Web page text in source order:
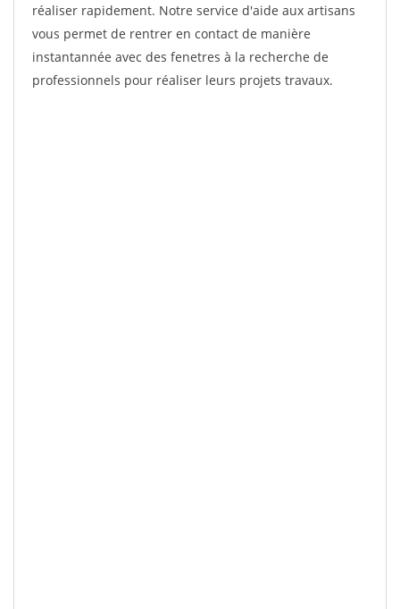
réaliser rapidement. Notre service d'aide aux artisans
vous permet de rentrer en contact de manière
instantannée avec des fenetres à la recherche de
professionnels pour réaliser leurs projets travaux.